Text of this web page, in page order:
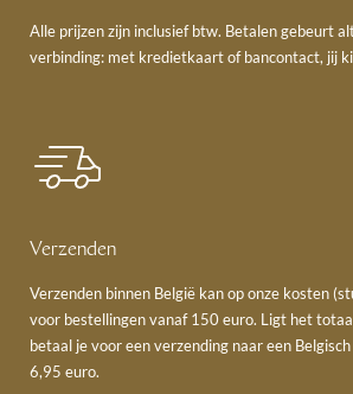
Alle prijzen zijn inclusief btw. Betalen gebeurt
verbinding: met kredietkaart of bancontact, jij
Verzenden
Verzenden binnen België kan op onze kosten
voor bestellingen vanaf 150 euro. Ligt het
betaal je voor een verzending naar een
6,95 euro.